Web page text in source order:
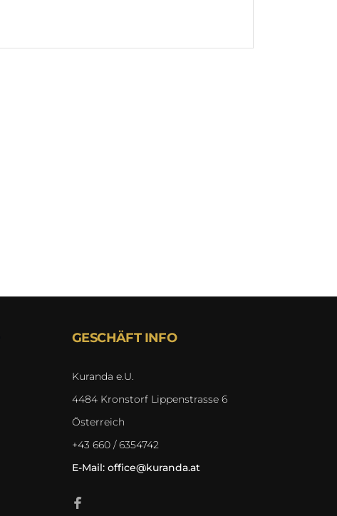
GESCHÄFT INFO
Kuranda e.U.
4484 Kronstorf Lippenstrasse 6
Österreich
+43 660 / 6354742
E-Mail: office@kuranda.at